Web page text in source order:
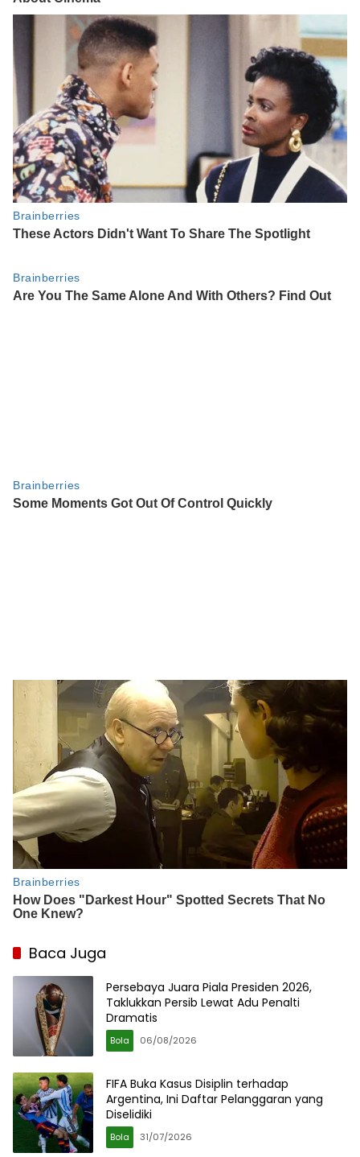
Baca Juga
Persebaya Juara Piala Presiden 2026,
Taklukkan Persib Lewat Adu Penalti
Dramatis
Bola 06/08/2026
FIFA Buka Kasus Disiplin terhadap
Argentina, Ini Daftar Pelanggaran yang
Diselidiki
Bola 31/07/2026